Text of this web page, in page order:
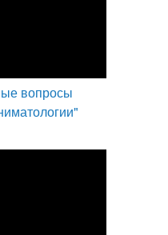
вопросы